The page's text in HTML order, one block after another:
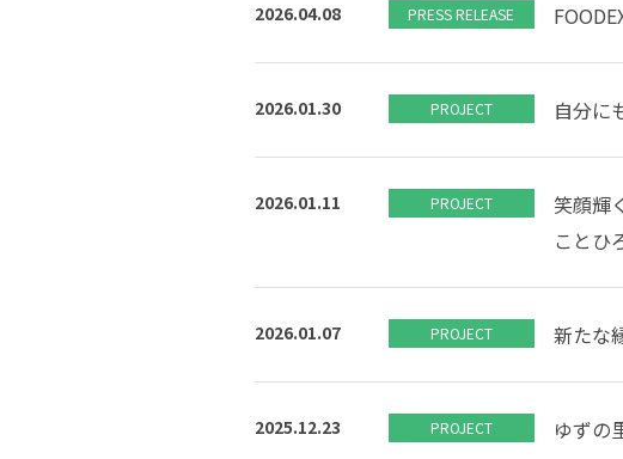
2026.04.08 PRESS RELEASE
2026.01.30 PROJECT 自分に
2026.01.11 PROJECT
笑顔輝
ことひ
2026.01.07 PROJECT 新たな
2025.12.23 PROJECT ゆずの